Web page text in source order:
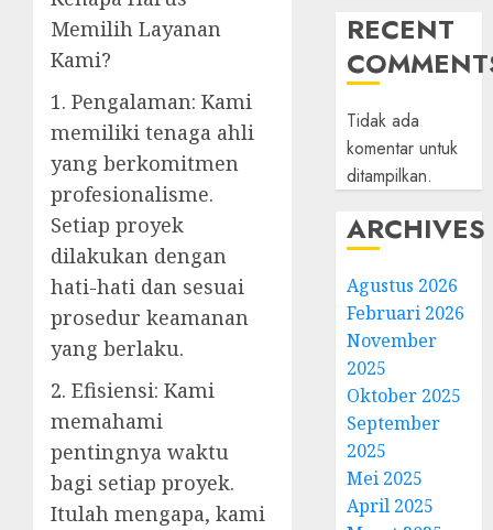
Memilih Layanan
Kami?
1. Pengalaman: Kami
memiliki tenaga ahli
yang berkomitmen
profesionalisme.
Setiap proyek
dilakukan dengan
hati-hati dan sesuai
prosedur keamanan
yang berlaku.
2. Efisiensi: Kami
memahami
pentingnya waktu
bagi setiap proyek.
Itulah mengapa, kami
RECENT
Tidak ada
komentar untuk
ditampilkan.
ARCHIVES
Agustus 2026
Februari 2026
November
2025
Oktober 2025
September
2025
Mei 2025
April 2025